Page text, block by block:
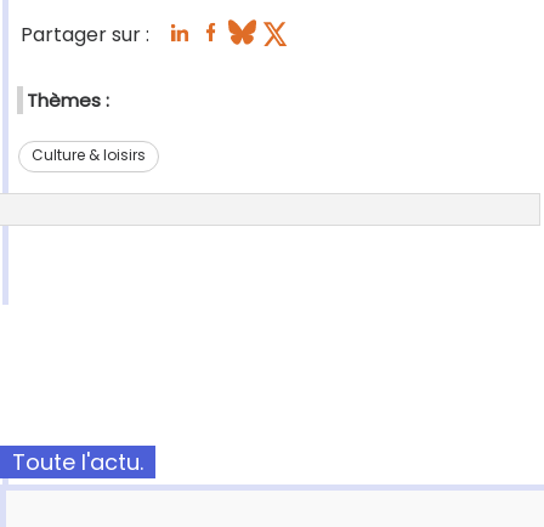
Partager sur :
Thèmes :
Culture & loisirs
Toute l'actu.